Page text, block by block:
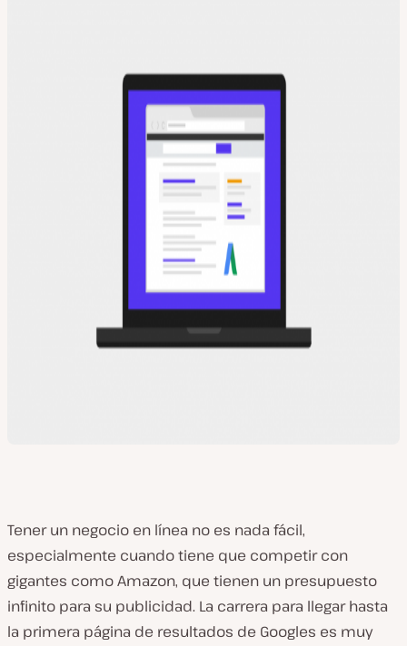
Tener un negocio en línea no es nada fácil,
especialmente cuando tiene que competir con
gigantes como Amazon, que tienen un presupuesto
infinito para su publicidad. La carrera para llegar hasta
la primera página de resultados de Googles es muy